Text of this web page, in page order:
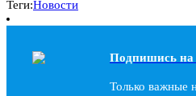
Теги:Новости
Подпишись на
Только важные